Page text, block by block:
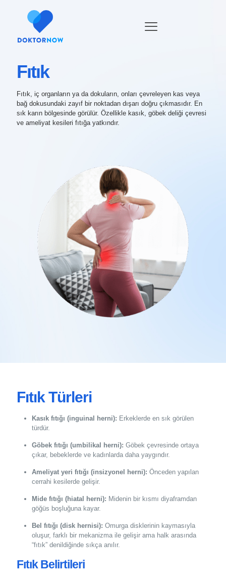
Fıtık
Fıtık, iç organların ya da dokuların, onları çevreleyen kas veya
bağ dokusundaki zayıf bir noktadan dışarı doğru çıkmasıdır. En
sık karın bölgesinde görülür. Özellikle kasık, göbek deliği çevresi
ve ameliyat kesileri fıtığa yatkındır.
Fıtık Türleri
Kasık fıtığı (inguinal herni): Erkeklerde en sık görülen
türdür.
Göbek fıtığı (umbilikal herni): Göbek çevresinde ortaya
çıkar, bebeklerde ve kadınlarda daha yaygındır.
Ameliyat yeri fıtığı (insizyonel herni): Önceden yapılan
cerrahi kesilerde gelişir.
Mide fıtığı (hiatal herni): Midenin bir kısmı diyaframdan
göğüs boşluğuna kayar.
Bel fıtığı (disk hernisi): Omurga disklerinin kaymasıyla
oluşur, farklı bir mekanizma ile gelişir ama halk arasında
“fıtık” denildiğinde sıkça anılır.
Fıtık Belirtileri